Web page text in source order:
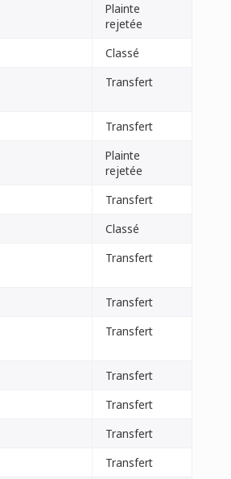
Plainte
rejetée
Classé
Transfert
Transfert
Plainte
rejetée
Transfert
Classé
Transfert
Transfert
Transfert
Transfert
Transfert
Transfert
Transfert